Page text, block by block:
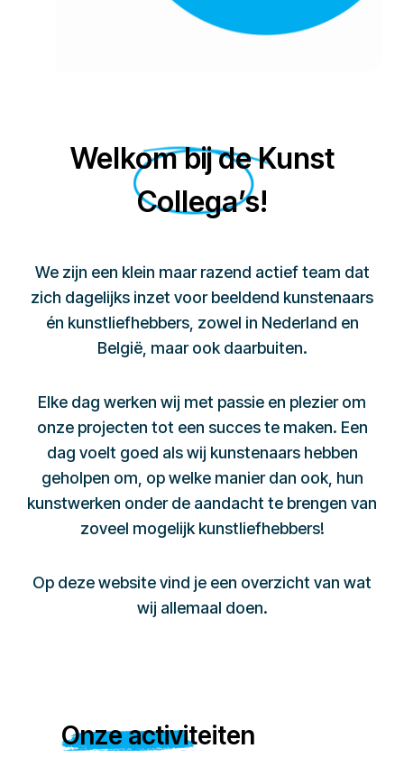
Welkom bij de Kunst
Collega’s!
We zijn een klein maar razend actief team dat
zich dagelijks inzet voor beeldend kunstenaars
én kunstliefhebbers, zowel in Nederland en
België, maar ook daarbuiten.
Elke dag werken wij met passie en plezier om
onze projecten tot een succes te maken. Een
dag voelt goed als wij kunstenaars hebben
geholpen om, op welke manier dan ook, hun
kunstwerken onder de aandacht te brengen van
zoveel mogelijk kunstliefhebbers!
Op deze website vind je een overzicht van wat
wij allemaal doen.
Onze activiteiten